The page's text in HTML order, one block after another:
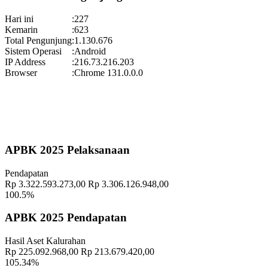
Geografis 10 November 2021
Memahami Peran dan Makna Rois dalam Pembinaan Rois di
Kalurahan Wukirsari 02 April 2024
Semangat Gotong Royong Warga Wukirsari Masih Sangat Terjaga
Sampai Saat Ini 21 November 2022
Gelar Budaya Wukirsari 2025
Waktu
:
Lokasi
Koordinator
:
Hari ini :227
Kemarin
:623
Total Pengunjung:1.130.676
Sistem Operasi
:Android
IP Address
:216.73.216.203
Browser
:Chrome 131.0.0.0
APBK 2025 Pelaksanaan
Pendapatan
Rp 3.322.593.273,00 Rp 3.306.126.948,00
100.5%
APBK 2025 Pendapatan
Hasil Aset Kalurahan
Rp 225.092.968,00 Rp 213.679.420,00
105.34%